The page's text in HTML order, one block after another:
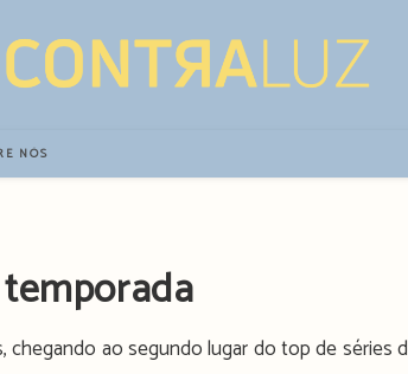
NÓS
ao segundo lugar do top de séries